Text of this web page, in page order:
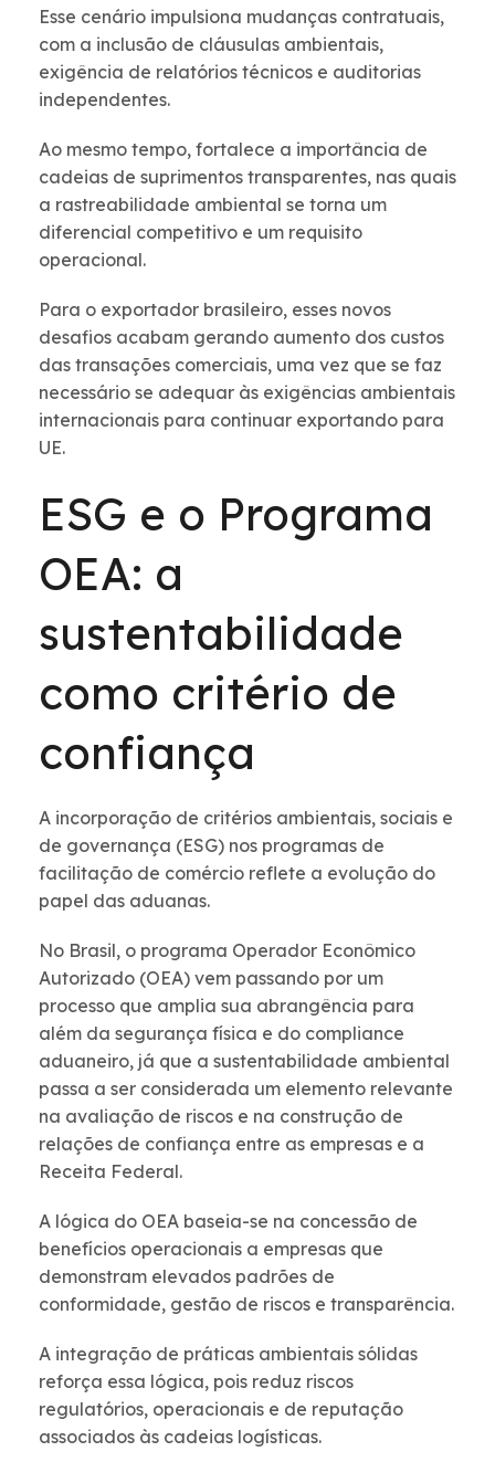
Esse cenário impulsiona mudanças contratuais,
com a inclusão de cláusulas ambientais,
exigência de relatórios técnicos e auditorias
independentes.
Ao mesmo tempo, fortalece a importância de
cadeias de suprimentos transparentes, nas quais
a rastreabilidade ambiental se torna um
diferencial competitivo e um requisito
operacional.
Para o exportador brasileiro, esses novos
desafios acabam gerando aumento dos custos
das transações comerciais, uma vez que se faz
necessário se adequar às exigências ambientais
internacionais para continuar exportando para
UE.
ESG e o Programa
OEA: a
sustentabilidade
como critério de
confiança
A incorporação de critérios ambientais, sociais e
de governança (ESG) nos programas de
facilitação de comércio reflete a evolução do
papel das aduanas.
No Brasil, o programa Operador Econômico
Autorizado (OEA) vem passando por um
processo que amplia sua abrangência para
além da segurança física e do compliance
aduaneiro, já que a sustentabilidade ambiental
passa a ser considerada um elemento relevante
na avaliação de riscos e na construção de
relações de confiança entre as empresas e a
Receita Federal.
A lógica do OEA baseia-se na concessão de
benefícios operacionais a empresas que
demonstram elevados padrões de
conformidade, gestão de riscos e transparência.
A integração de práticas ambientais sólidas
reforça essa lógica, pois reduz riscos
regulatórios, operacionais e de reputação
associados às cadeias logísticas.